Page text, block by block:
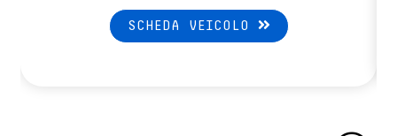
SCHEDA VEICOLO